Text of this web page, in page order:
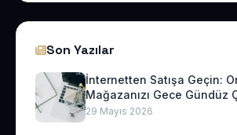
Son Yazılar
İnternetten Satışa Geçin:
Mağazanızı Gece Gündüz
29 Mayıs 2026